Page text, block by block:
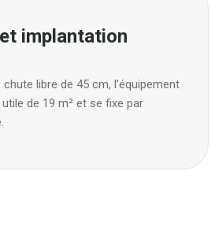
implantation
libre de 45 cm, l’équipement
de 19 m² et se fixe par